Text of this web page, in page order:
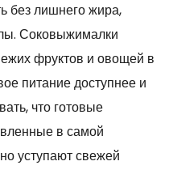
без лишнего жира,
Соковыжималки
фруктов и овощей в
питание доступнее и
что готовые
в самой
уступают свежей